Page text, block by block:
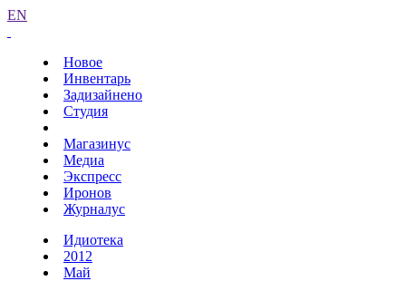
EN
Новое
Инвентарь
Задизайнено
Студия
Магазинус
Медиа
Экспресс
Иронов
Журналус
Идиотека
2012
Май